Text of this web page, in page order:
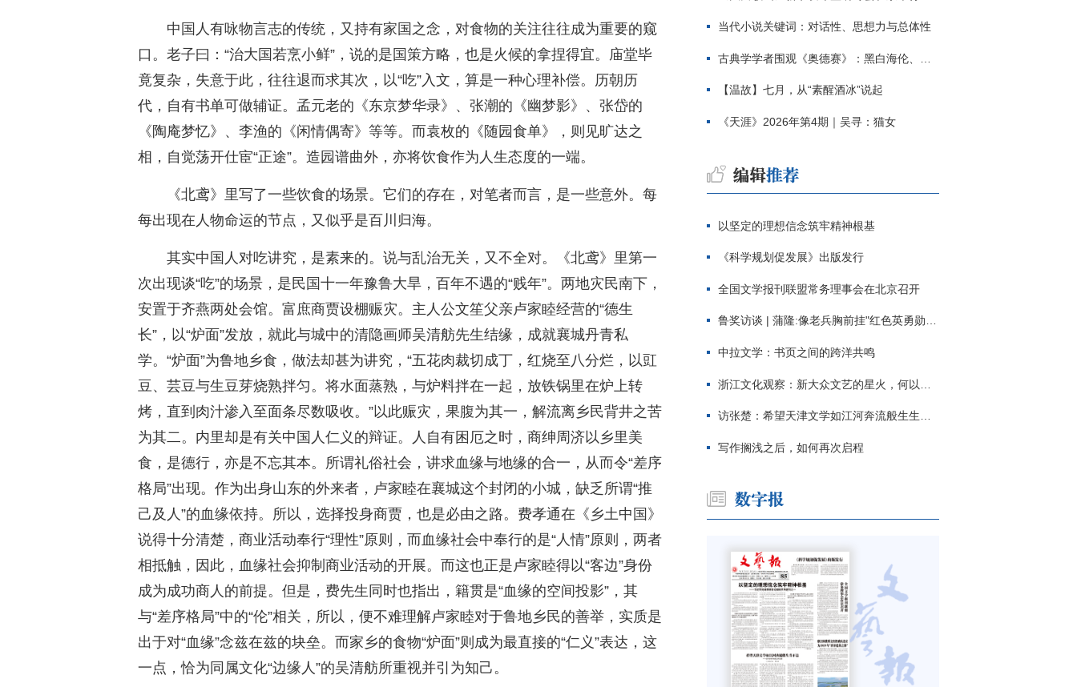
中国人有咏物言志的传统，又持有家国之念，对食物的关注往往成为重要的窥
口。老子曰：“治大国若烹小鲜”，说的是国策方略，也是火候的拿捏得宜。庙堂毕
竟复杂，失意于此，往往退而求其次，以“吃”入文，算是一种心理补偿。历朝历
代，自有书单可做辅证。孟元老的《东京梦华录》、张潮的《幽梦影》、张岱的
《陶庵梦忆》、李渔的《闲情偶寄》等等。而袁枚的《随园食单》，则见旷达之
相，自觉荡开仕宦“正途”。造园谱曲外，亦将饮食作为人生态度的一端。
《北鸢》里写了一些饮食的场景。它们的存在，对笔者而言，是一些意外。每
每出现在人物命运的节点，又似乎是百川归海。
其实中国人对吃讲究，是素来的。说与乱治无关，又不全对。《北鸢》里第一
次出现谈“吃”的场景，是民国十一年豫鲁大旱，百年不遇的“贱年”。两地灾民南下，
安置于齐燕两处会馆。富庶商贾设棚赈灾。主人公文笙父亲卢家睦经营的“德生
长”，以“炉面”发放，就此与城中的清隐画师吴清舫先生结缘，成就襄城丹青私
学。“炉面”为鲁地乡食，做法却甚为讲究，“五花肉裁切成丁，红烧至八分烂，以豇
豆、芸豆与生豆芽烧熟拌匀。将水面蒸熟，与炉料拌在一起，放铁锅里在炉上转
烤，直到肉汁渗入至面条尽数吸收。”以此赈灾，果腹为其一，解流离乡民背井之苦
为其二。内里却是有关中国人仁义的辩证。人自有困厄之时，商绅周济以乡里美
食，是德行，亦是不忘其本。所谓礼俗社会，讲求血缘与地缘的合一，从而令“差序
格局”出现。作为出身山东的外来者，卢家睦在襄城这个封闭的小城，缺乏所谓“推
己及人”的血缘依持。所以，选择投身商贾，也是必由之路。费孝通在《乡土中国》
说得十分清楚，商业活动奉行“理性”原则，而血缘社会中奉行的是“人情”原则，两者
相抵触，因此，血缘社会抑制商业活动的开展。而这也正是卢家睦得以“客边”身份
成为成功商人的前提。但是，费先生同时也指出，籍贯是“血缘的空间投影”，其
与“差序格局”中的“伦”相关，所以，便不难理解卢家睦对于鲁地乡民的善举，实质是
出于对“血缘”念兹在兹的块垒。而家乡的食物“炉面”则成为最直接的“仁义”表达，这
一点，恰为同属文化“边缘人”的吴清舫所重视并引为知己。
当代小说关键词：对话性、思想力与总体性
古典学学者围观《奥德赛》：黑白海伦、佩涅罗佩的别针与神秘入侵者
【温故】七月，从“素醒酒冰”说起
《天涯》2026年第4期｜吴寻：猫女
以坚定的理想信念筑牢精神根基
《科学规划促发展》出版发行
全国文学报刊联盟常务理事会在北京召开
鲁奖访谈 | 蒲隆:像老兵胸前挂"红色英勇勋章"
中拉文学：书页之间的跨洋共鸣
浙江文化观察：新大众文艺的星火，何以燎原？
访张楚：希望天津文学如江河奔流般生生不息
写作搁浅之后，如何再次启程